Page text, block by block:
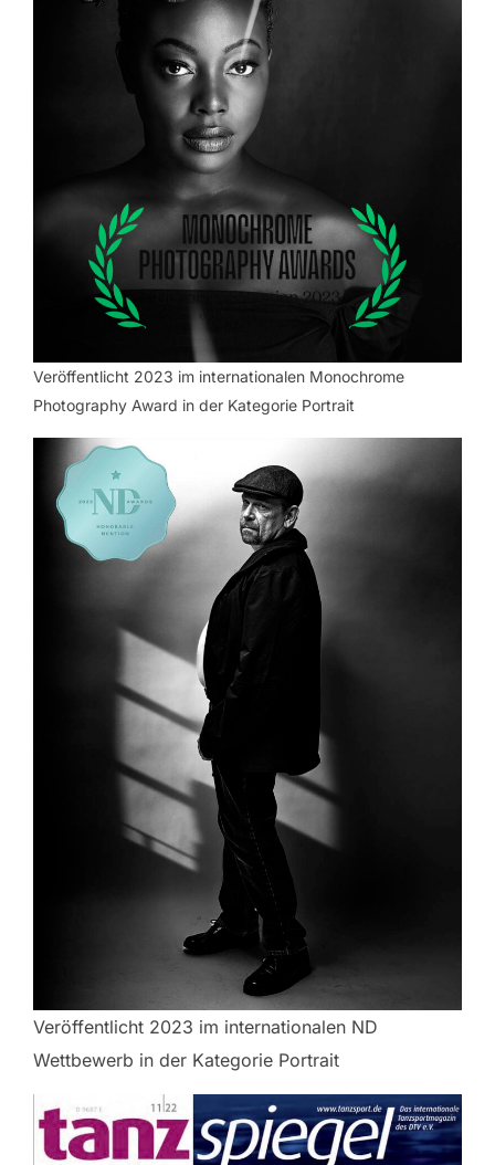
Veröffentlicht 2023 im internationalen Monochrome
Photography Award in der Kategorie Portrait
Veröffentlicht 2023 im internationalen ND
Wettbewerb in der Kategorie Portrait